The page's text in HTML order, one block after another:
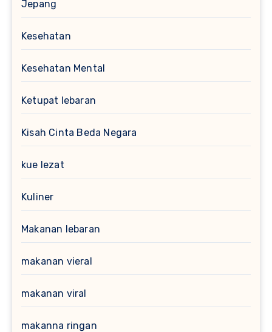
Jepang
Kesehatan
Kesehatan Mental
Ketupat lebaran
Kisah Cinta Beda Negara
kue lezat
Kuliner
Makanan lebaran
makanan vieral
makanan viral
makanna ringan